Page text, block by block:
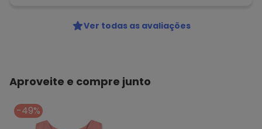
Ver todas as avaliações
Aproveite e compre junto
-49%